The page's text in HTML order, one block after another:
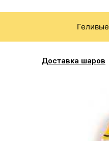
Геливые
Доставка шаров